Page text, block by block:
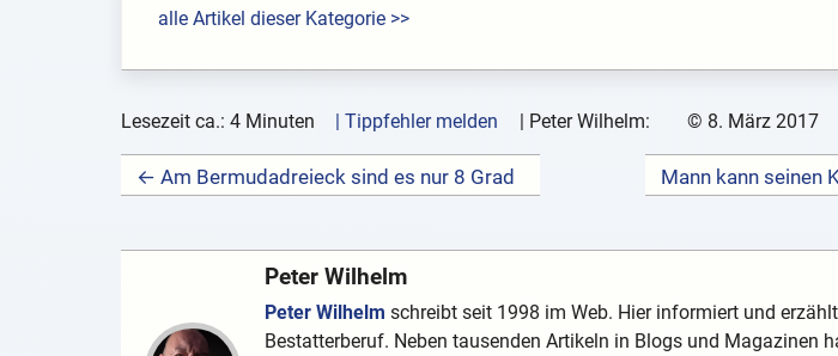
alle Artikel dieser Kategorie >>
Lesezeit ca.: 4 Minuten | Tippfehler melden Peter Wilhelm: © 8. März 2017
← Am Bermudadreieck sind es nur 8 Grad
Peter Wilhelm
Peter Wilhelm schreibt seit 1998 im Web. Hier informiert und
Bestatterberuf. Neben tausenden Artikeln in Blogs und Magazinen